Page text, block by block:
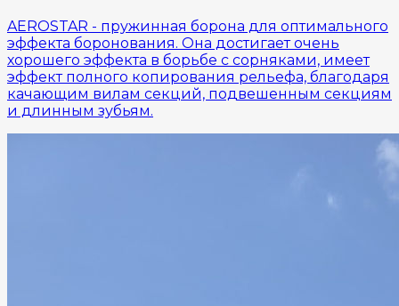
AEROSTAR - пружинная борона для оптимального
эффекта боронования. Она достигает очень
хорошего эффекта в борьбе с сорняками, имеет
эффект полного копирования рельефа, благодаря
качающим вилам секций, подвешенным секциям
и длинным зубьям.